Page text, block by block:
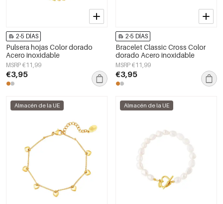
2-5 DÍAS
Pulsera hojas Color dorado
Acero inoxidable
MSRP €11,99
€3,95
2-5 DÍAS
Bracelet Classic Cross Color
dorado Acero inoxidable
MSRP €11,99
€3,95
Almacén de la UE Almacén de la UE